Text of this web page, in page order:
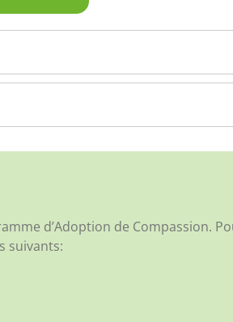
d’Adoption de Compassion.
suivants: